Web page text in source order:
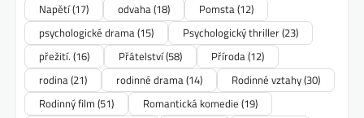
Napětí(17) odvaha(18) Pomsta(12)
psychologické drama(15) Psychologický thriller(23)
přežití. (16) Přátelství(58) Příroda(12)
rodina(21) rodinné drama(14) Rodinné vztahy(30)
Rodinný film (51) Romantická komedie (19)